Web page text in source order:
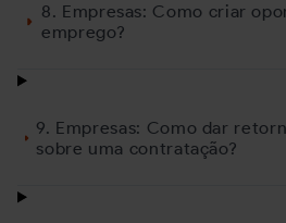
8. Empresas: Como criar
emprego?
9. Empresas: Como dar
sobre uma contratação?